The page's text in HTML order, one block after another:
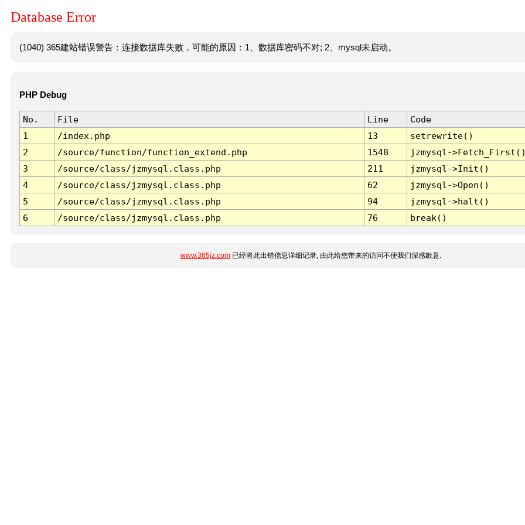
Database Error
(1040) 365建站错误警告：连接数据库失败，可能的原因：1、数据库密码不对; 2、mysql未启动。
PHP Debug
No. File Line
Code
1
/index.php 13
setrewrite()
2
/source/function/function_extend.php 1548
jzmysql-
3
/source/class/jzmysql.class.php 211
jzmysql->Init()
4
/source/class/jzmysql.class.php 62
jzmysql->Open()
5
/source/class/jzmysql.class.php 94
jzmysql->halt()
6
/source/class/jzmysql.class.php 76 break()
www.365jz.com已经将此出错信息详细记录, 由此给您带来的访问不便我们深感歉意.